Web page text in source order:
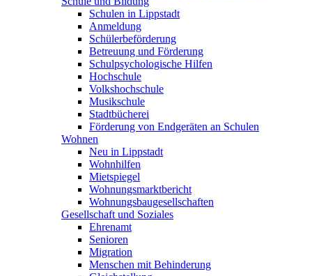
Schulen in Lippstadt
Anmeldung
Schülerbeförderung
Betreuung und Förderung
Schulpsychologische Hilfen
Hochschule
Volkshochschule
Musikschule
Stadtbücherei
Förderung von Endgeräten an Schulen
Wohnen
Neu in Lippstadt
Wohnhilfen
Mietspiegel
Wohnungsmarktbericht
Wohnungsbaugesellschaften
Gesellschaft und Soziales
Ehrenamt
Senioren
Migration
Menschen mit Behinderung